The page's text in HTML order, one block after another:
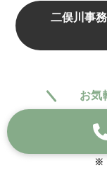
二俣川事
お気